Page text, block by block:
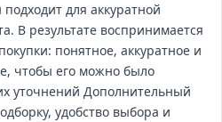
для аккуратной
В результате воспринимается
понятное, аккуратное и
чтобы его можно было
уточнений Дополнительный
удобство выбора и